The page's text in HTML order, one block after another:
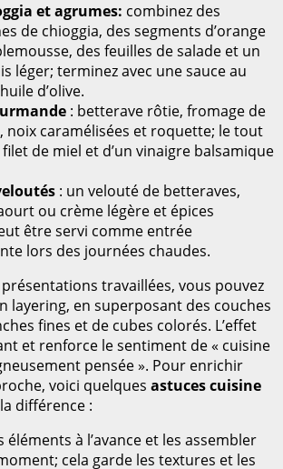
et agrumes: combinez des
de chioggia, des segments d’orange
des feuilles de salade et un
léger; terminez avec une sauce au
d’olive.
: betterave rôtie, fromage de
noix caramélisées et roquette; le tout
de miel et d’un vinaigre balsamique
: un velouté de betteraves,
ou crème légère et épices
être servi comme entrée
lors des journées chaudes.
présentations travaillées, vous pouvez
layering, en superposant des couches
fines et de cubes colorés. L’effet
et renforce le sentiment de « cuisine
pensée ». Pour enrichir
voici quelques astuces cuisine
différence :
éléments à l’avance et les assembler
cela garde les textures et les